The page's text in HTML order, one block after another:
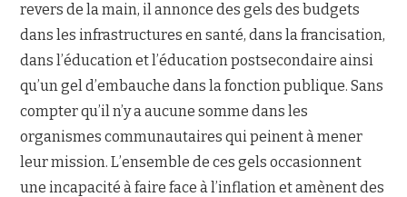
revers de la main, il annonce des gels des budgets
dans les infrastructures en santé, dans la francisation,
dans l’éducation et l’éducation postsecondaire ainsi
qu’un gel d’embauche dans la fonction publique. Sans
compter qu’il n’y a aucune somme dans les
organismes communautaires qui peinent à mener
leur mission. L’ensemble de ces gels occasionnent
une incapacité à faire face à l’inflation et amènent des